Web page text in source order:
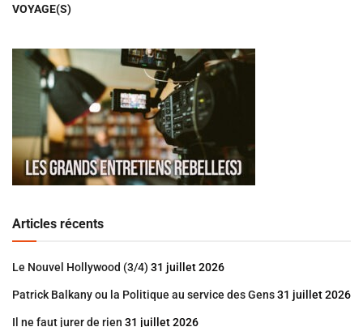
VOYAGE(S)
Articles récents
Le Nouvel Hollywood (3/4) 31 juillet 2026
Patrick Balkany ou la Politique au service des Gens31 juillet 2026
Il ne faut jurer de rien 31 juillet 2026